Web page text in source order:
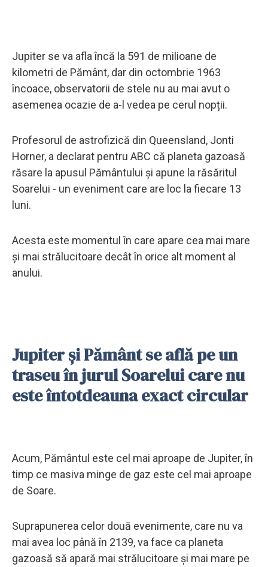
Jupiter se va afla încă la 591 de milioane de
kilometri de Pământ, dar din octombrie 1963
încoace, observatorii de stele nu au mai avut o
asemenea ocazie de a-l vedea pe cerul nopții.
Profesorul de astrofizică din Queensland, Jonti
Horner, a declarat pentru ABC că planeta gazoasă
răsare la apusul Pământului și apune la răsăritul
Soarelui - un eveniment care are loc la fiecare 13
luni.
Acesta este momentul în care apare cea mai mare
și mai strălucitoare decât în orice alt moment al
anului.
Jupiter și Pământ se află pe un
traseu în jurul Soarelui care nu
este întotdeauna exact circular
Acum, Pământul este cel mai aproape de Jupiter, în
timp ce masiva minge de gaz este cel mai aproape
de Soare.
Suprapunerea celor două evenimente, care nu va
mai avea loc până în 2139, va face ca planeta
gazoasă să apară mai strălucitoare și mai mare pe